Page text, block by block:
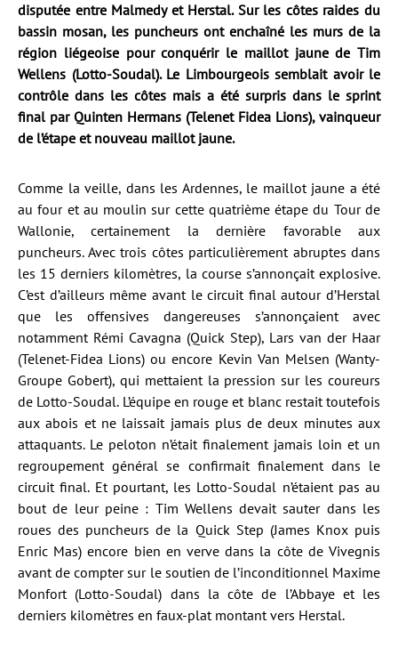
disputée entre Malmedy et Herstal. Sur les côtes raides du
bassin mosan, les puncheurs ont enchaîné les murs de la
région liégeoise pour conquérir le maillot jaune de Tim
Wellens (Lotto-Soudal). Le Limbourgeois semblait avoir le
contrôle dans les côtes mais a été surpris dans le sprint
final par Quinten Hermans (Telenet Fidea Lions), vainqueur
de l’étape et nouveau maillot jaune.
Comme la veille, dans les Ardennes, le maillot jaune a été
au four et au moulin sur cette quatrième étape du Tour de
Wallonie, certainement la dernière favorable aux
puncheurs. Avec trois côtes particulièrement abruptes dans
les 15 derniers kilomètres, la course s’annonçait explosive.
C’est d’ailleurs même avant le circuit final autour d’Herstal
que les offensives dangereuses s’annonçaient avec
notamment Rémi Cavagna (Quick Step), Lars van der Haar
(Telenet-Fidea Lions) ou encore Kevin Van Melsen (Wanty-
Groupe Gobert), qui mettaient la pression sur les coureurs
de Lotto-Soudal. L’équipe en rouge et blanc restait toutefois
aux abois et ne laissait jamais plus de deux minutes aux
attaquants. Le peloton n’était finalement jamais loin et un
regroupement général se confirmait finalement dans le
circuit final. Et pourtant, les Lotto-Soudal n’étaient pas au
bout de leur peine : Tim Wellens devait sauter dans les
roues des puncheurs de la Quick Step (James Knox puis
Enric Mas) encore bien en verve dans la côte de Vivegnis
avant de compter sur le soutien de l’inconditionnel Maxime
Monfort (Lotto-Soudal) dans la côte de l’Abbaye et les
derniers kilomètres en faux-plat montant vers Herstal.